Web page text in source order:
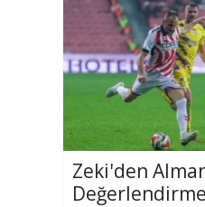
Zeki'den